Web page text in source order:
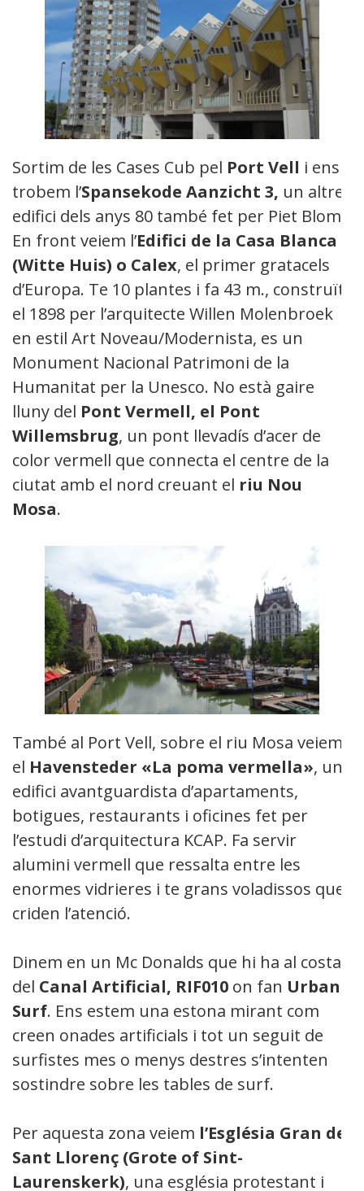
Sortim de les Cases Cub pel Port Vell i ens
trobem l’Spansekode Aanzicht 3, un altre
edifici dels anys 80 també fet per Piet Blom.
En front veiem l’Edifici de la Casa Blanca
(Witte Huis) o Calex, el primer gratacels
d’Europa. Te 10 plantes i fa 43 m., construït
el 1898 per l’arquitecte Willen Molenbroek
en estil Art Noveau/Modernista, es un
Monument Nacional Patrimoni de la
Humanitat per la Unesco. No està gaire
lluny del Pont Vermell, el Pont
Willemsbrug, un pont llevadís d’acer de
color vermell que connecta el centre de la
ciutat amb el nord creuant el riu Nou
Mosa.
També al Port Vell, sobre el riu Mosa veiem
el Havensteder «La poma vermella», un
edifici avantguardista d’apartaments,
botigues, restaurants i oficines fet per
l’estudi d’arquitectura KCAP. Fa servir
alumini vermell que ressalta entre les
enormes vidrieres i te grans voladissos que
criden l’atenció.
Dinem en un Mc Donalds que hi ha al costat
del Canal Artificial, RIF010 on fan Urban
Surf. Ens estem una estona mirant com
creen onades artificials i tot un seguit de
surfistes mes o menys destres s’intenten
sostindre sobre les tables de surf.
Per aquesta zona veiem l’Església Gran de
Sant Llorenç (Grote of Sint-
Laurenskerk), una església protestant i